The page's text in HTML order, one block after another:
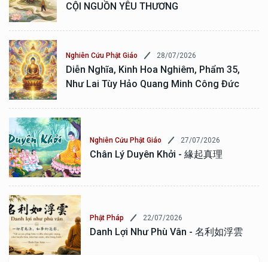
CỘI NGUỒN YÊU THƯƠNG
Nghiên Cứu Phật Giáo 28/07/2026
Diễn Nghĩa, Kinh Hoa Nghiêm, Phẩm 35,
Như Lai Tùy Hảo Quang Minh Công Đức
Nghiên Cứu Phật Giáo 27/07/2026
Chân Lý Duyên Khởi - 緣起真理
Phật Pháp 22/07/2026
Danh Lợi Như Phù Vân - 名利如浮雲